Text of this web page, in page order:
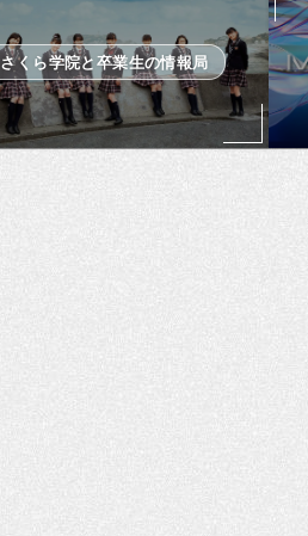
さくら学院と卒業生の情報局